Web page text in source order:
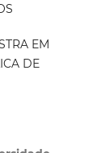
EM
DE